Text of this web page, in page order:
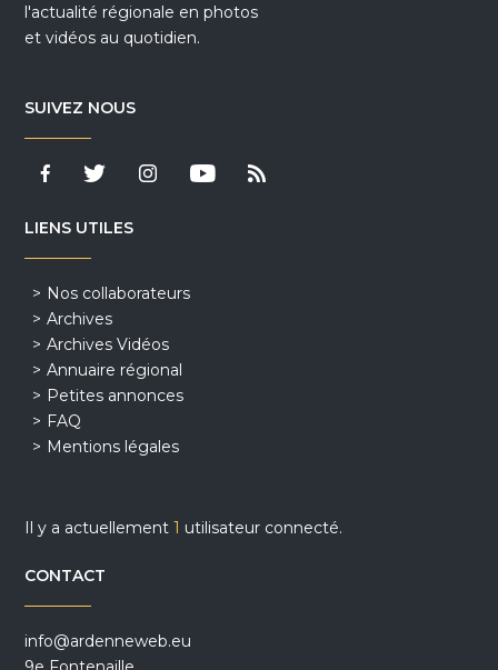
l'actualité régionale en photos
et vidéos au quotidien.
SUIVEZ NOUS
LIENS UTILES
Nos collaborateurs
Archives
Archives Vidéos
Annuaire régional
Petites annonces
FAQ
Mentions légales
Il y a actuellement1 utilisateur connecté.
CONTACT
info@ardenneweb.eu